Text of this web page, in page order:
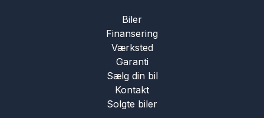
Biler
Finansering
Værksted
Garanti
Sælg din bil
Kontakt
Solgte biler